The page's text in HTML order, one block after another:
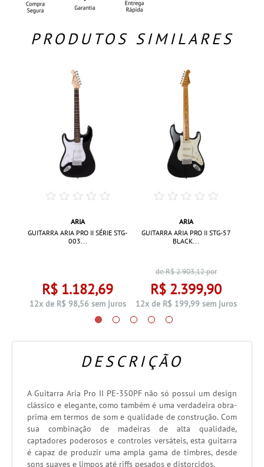
PRODUTOS SIMILARES
ARIA
GUITARRA ARIA PRO II SÉRIE STG-
003...
R$ 1.182,69
12x de R$ 98,56 sem juros
ARIA
GUITARRA ARIA PRO II STG-57
BLACK...
de R$2.903,12por
R$ 2.399,90
12x de R$ 199,99 sem juros
DESCRIÇÃO
A Guitarra Aria Pro II PE-350PF não só possui um design
clássico e elegante, como também é uma verdadeira obra-
prima em termos de som e qualidade de construção. Com
sua combinação de madeiras de alta qualidade,
captadores poderosos e controles versáteis, esta guitarra
é capaz de produzir uma ampla gama de timbres, desde
sons suaves e limpos até riffs pesados e distorcidos.